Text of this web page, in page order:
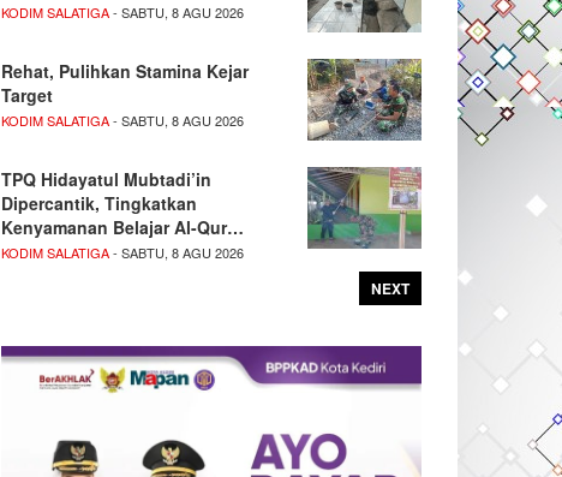
KODIM SALATIGA- SABTU, 8 AGU 2026
Rehat, Pulihkan Stamina Kejar
Target
KODIM SALATIGA- SABTU, 8 AGU 2026
TPQ Hidayatul Mubtadi’in
Dipercantik, Tingkatkan
Kenyamanan Belajar Al-Qur…
KODIM SALATIGA- SABTU, 8 AGU 2026
NEXT